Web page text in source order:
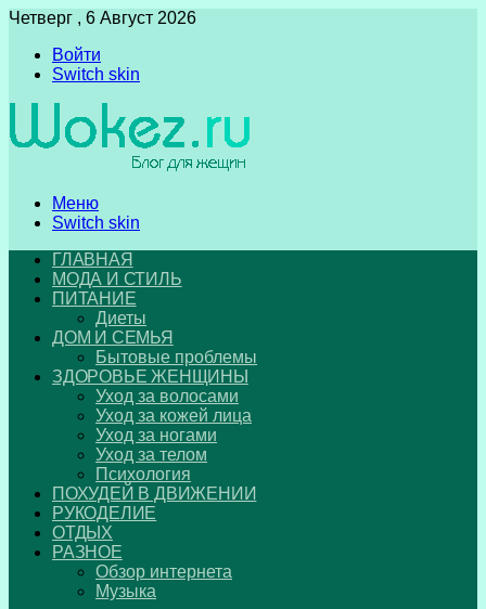
Четверг , 6 Август 2026
Войти
Switch skin
Меню
Switch skin
ГЛАВНАЯ
МОДА И СТИЛЬ
ПИТАНИЕ
Диеты
ДОМ И СЕМЬЯ
Бытовые проблемы
ЗДОРОВЬЕ ЖЕНЩИНЫ
Уход за волосами
Уход за кожей лица
Уход за ногами
Уход за телом
Психология
ПОХУДЕЙ В ДВИЖЕНИИ
РУКОДЕЛИЕ
ОТДЫХ
РАЗНОЕ
Обзор интернета
Музыка